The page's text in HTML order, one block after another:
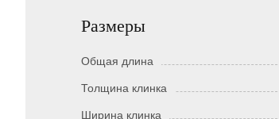
Размеры
Общая длина
Толщина клинка
Ширина клинка